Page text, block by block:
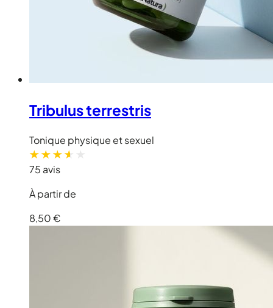
Tribulus terrestris
Tonique physique et sexuel
75 avis
À partir de
8,50 €